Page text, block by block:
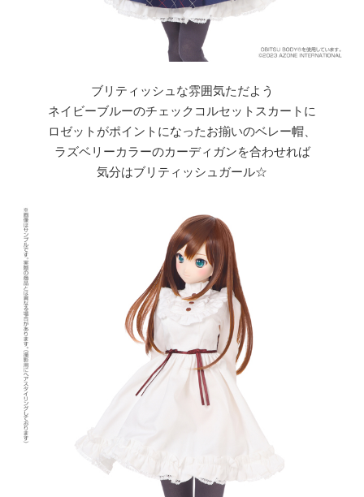
ブリティッシュな雰囲気ただよう
ネイビーブルーのチェックコルセットスカートに
ロゼットがポイントになったお揃いのベレー帽、
ラズベリーカラーのカーディガンを合わせれば
気分はブリティッシュガール☆